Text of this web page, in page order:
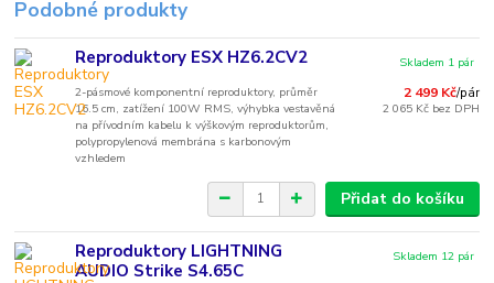
Podobné produkty
Reproduktory ESX HZ6.2CV2
2-pásmové komponentní reproduktory, průměr
16.5 cm, zatížení 100W RMS, výhybka vestavěná
na přívodním kabelu k výškovým reproduktorům,
polypropylenová membrána s karbonovým
vzhledem
2 499 Kč/pár
2 065 Kč bez DPH
Skladem 1 pár
Přidat do košíku
Reproduktory LIGHTNING
AUDIO Strike S4.65C
Skladem 12 pár